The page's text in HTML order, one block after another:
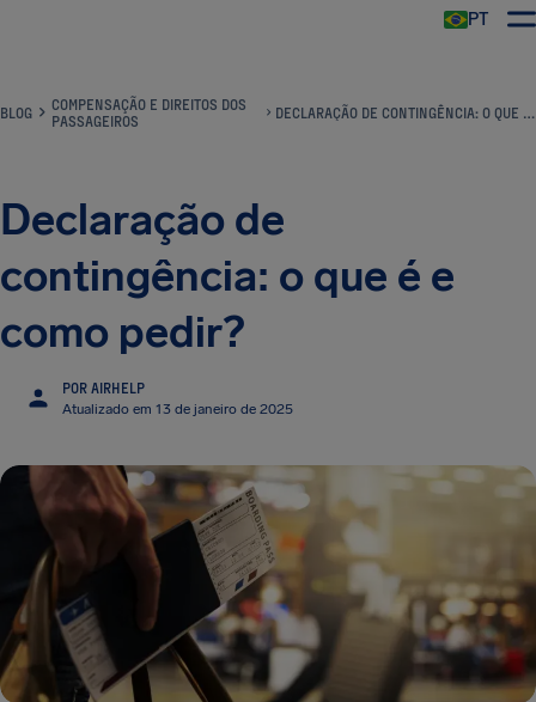
PT
BLOG
COMPENSAÇÃO E DIREITOS DOS
PASSAGEIROS
DECLARAÇÃO DE CONTINGÊNCIA: O QUE É E COMO PEDIR?
Declaração de
contingência: o que é e
como pedir?
POR AIRHELP
Atualizado em 13 de janeiro de 2025